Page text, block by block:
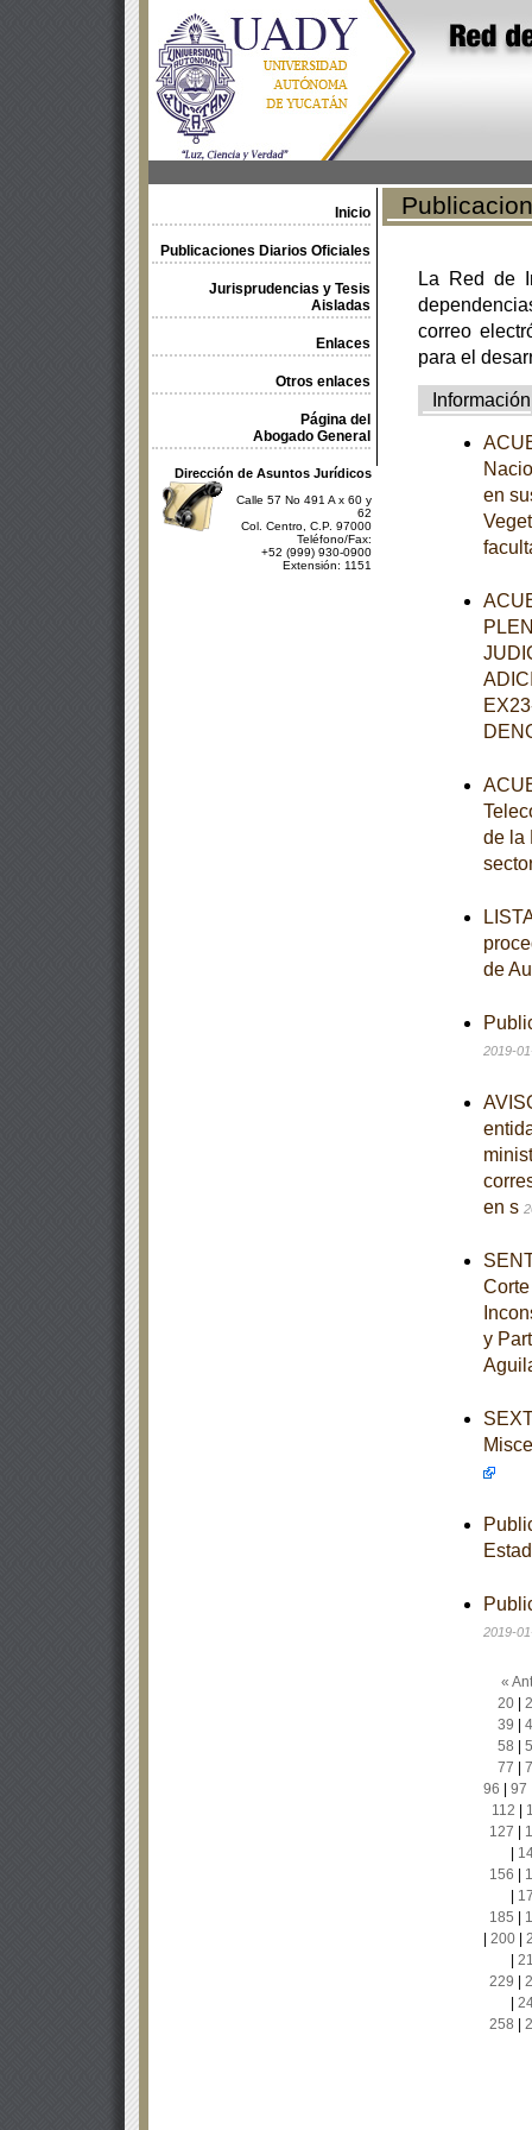
Inicio
Publicaciones Diarios Oficiales
Jurisprudencias y Tesis
Aisladas
Enlaces
Otros enlaces
Página del
Abogado General
Dirección de Asuntos Jurídicos
Calle 57 No 491 A x 60 y
62
Col. Centro, C.P. 97000
Teléfono/Fax:
+52 (999) 930-0900
Extensión: 1151
La Red de
correo
para el
Información
en
de la
de
2019-
en s
y
2019-
«
20|
39
58
77
96
97
112
127
156
185
200|
229
258